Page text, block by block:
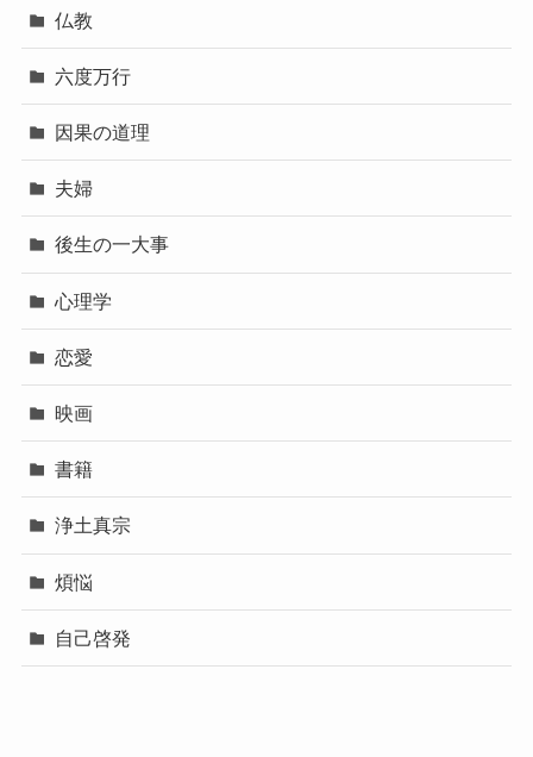
仏教
六度万行
因果の道理
夫婦
後生の一大事
心理学
恋愛
映画
書籍
浄土真宗
煩悩
自己啓発